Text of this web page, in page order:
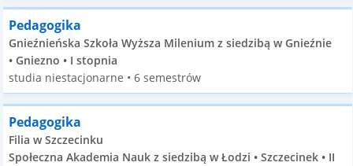
Pedagogika
Gnieźnieńska Szkoła Wyższa Milenium z siedzibą w Gnieźnie
• Gniezno • I stopnia
studia niestacjonarne • 6 semestrów
Pedagogika
Filia w Szczecinku
Społeczna Akademia Nauk z siedzibą w Łodzi • Szczecinek • II